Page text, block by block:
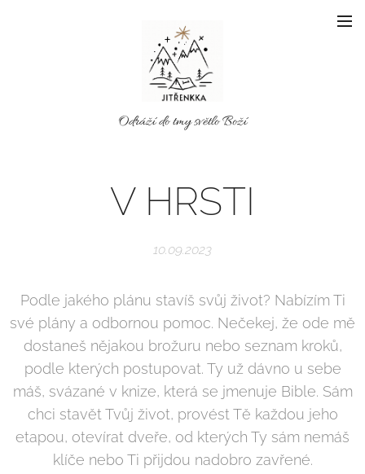
Odráží do tmy světlo Boží
V HRSTI
10.09.2023
Podle jakého plánu stavíš svůj život? Nabízím Ti
své plány a odbornou pomoc. Nečekej, že ode mě
dostaneš nějakou brožuru nebo seznam kroků,
podle kterých postupovat. Ty už dávno u sebe
máš, svázané v knize, která se jmenuje Bible. Sám
chci stavět Tvůj život, provést Tě každou jeho
etapou, otevírat dveře, od kterých Ty sám nemáš
klíče nebo Ti přijdou nadobro zavřené.